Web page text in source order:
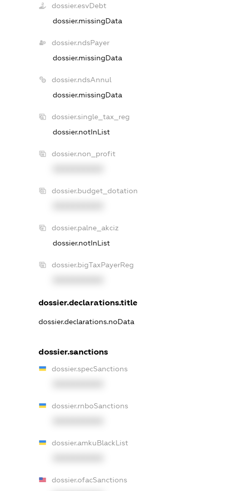
dossier.esvDebt
dossier.missingData
dossier.ndsPayer
dossier.missingData
dossier.ndsAnnul
dossier.missingData
dossier.single_tax_reg
dossier.notInList
dossier.non_profit
dossier.budget_dotation
dossier.palne_akciz
dossier.notInList
dossier.bigTaxPayerReg
dossier.declarations.title
dossier.declarations.noData
dossier.sanctions
dossier.specSanctions
dossier.rnboSanctions
dossier.amkuBlackList
dossier.ofacSanctions